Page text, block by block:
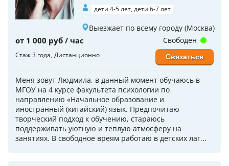
дети 4-5 лет, дети 6-7 лет
Выезжает по всему городу (Москва)
от 1 000 руб / час
Стаж 3 года Дистанционно
Меня зовут Людмила, в данный момент обучаюсь в
МГОУ на 4 курсе факультета психологии по
направлению «Начальное образование и
иностранный (китайский) язык. Предпочитаю
творческий подход к обучению, стараюсь
поддерживать уютную и теплую атмосферу на
занятиях. В свободное вреям работаю в детских лаг...
Свободен
Связаться